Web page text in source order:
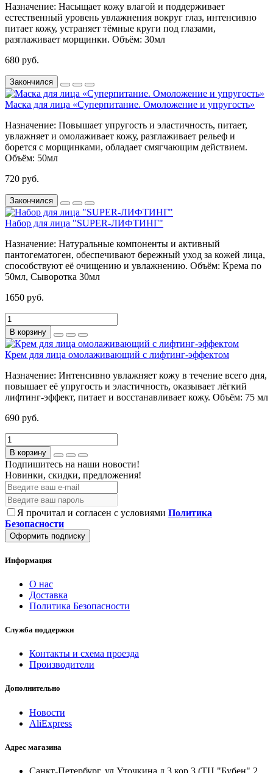
Назначение: Насыщает кожу влагой и поддерживает
естественный уровень увлажнения вокруг глаз, интенсивно
питает кожу, устраняет тёмные круги под глазами,
разглаживает морщинки. Объём: 30мл
680 руб.
Закончился
Маска для лица «Суперпитание. Омоложение и упругость»
Назначение: Повышает упругость и эластичность, питает,
увлажняет и омолаживает кожу, разглаживает рельеф и
борется с морщинками, обладает смягчающим действием.
Объём: 50мл
720 руб.
Закончился
Набор для лица "SUPER-ЛИФТИНГ"
Назначение: Натуральные компоненты и активный
пантогематоген, обеспечивают бережный уход за кожей лица,
способствуют её очищению и увлажнению. Объём: Крема по
50мл, Сыворотка 30мл
1650 руб.
В корзину
Крем для лица омолаживающий с лифтинг-эффектом
Назначение: Интенсивно увлажняет кожу в течение всего дня,
повышает её упругость и эластичность, оказывает лёгкий
лифтинг-эффект, питает и восстанавливает кожу. Объём: 75 мл
690 руб.
В корзину
Подпишитесь на наши новости!
Новинки, скидки, предложения!
Я прочитал и согласен с условиями Политика
Безопасности
Оформить подписку
Информация
О нас
Доставка
Политика Безопасности
Служба поддержки
Контакты и схема проезда
Производители
Дополнительно
Новости
AliExpress
Адрес магазина
Санкт-Петербург, ул.Уточкина д.3 кор.3 (ТЦ "Бубен" 2